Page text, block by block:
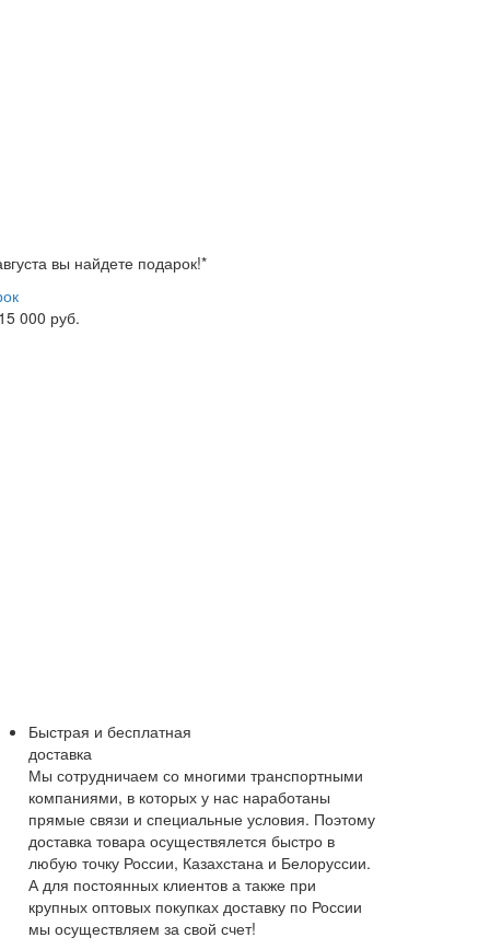
вы найдете подарок!*
000 руб.
Быстрая и бесплатная
доставка
Мы сотрудничаем со многими транспортными
компаниями, в которых у нас наработаны
прямые связи и специальные условия. Поэтому
доставка товара осуществялется быстро в
любую точку России, Казахстана и Белоруссии.
А для постоянных клиентов а также при
крупных оптовых покупках доставку по России
мы осуществляем за свой счет!